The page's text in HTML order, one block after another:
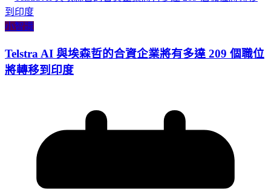
小智識
Telstra AI 與埃森哲的合資企業將有多達 209 個職位
將轉移到印度